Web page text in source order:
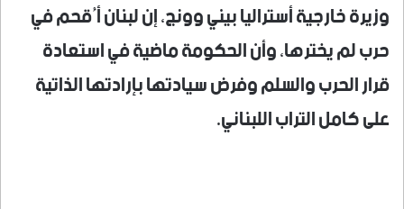
وزيرة خارجية أستراليا بيني وونج، إن لبنان أُقحم في
حرب لم يخترها، وأن الحكومة ماضية في استعادة
قرار الحرب والسلم وفرض سيادتها بإرادتها الذاتية
على كامل التراب اللبناني.